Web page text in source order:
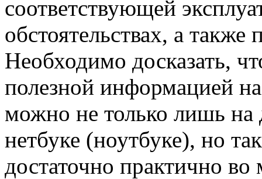
соответствующей
обстоятельствах, а также
Необходимо досказать,
полезной информацией
можно не только лишь
нетбуке (ноутбуке), но
достаточно практично